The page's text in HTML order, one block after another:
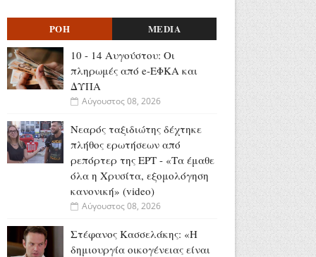
ΡΟΗ MEDIA
10 - 14 Αυγούστου: Οι
πληρωμές από e-ΕΦΚΑ και
ΔΥΠΑ
Αύγουστος 08, 2026
Νεαρός ταξιδιώτης δέχτηκε
πλήθος ερωτήσεων από
ρεπόρτερ της ΕΡΤ - «Τα έμαθε
όλα η Χρυσίτα, εξομολόγηση
κανονική» (video)
Αύγουστος 08, 2026
Στέφανος Κασσελάκης: «Η
δημιουργία οικογένειας είναι